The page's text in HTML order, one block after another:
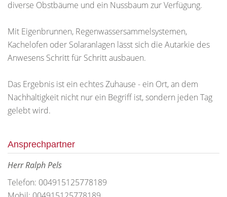
diverse Obstbäume und ein Nussbaum zur Verfügung.
Mit Eigenbrunnen, Regenwassersammelsystemen,
Kachelofen oder Solaranlagen lässt sich die Autarkie des
Anwesens Schritt für Schritt ausbauen.
Das Ergebnis ist ein echtes Zuhause - ein Ort, an dem
Nachhaltigkeit nicht nur ein Begriff ist, sondern jeden Tag
gelebt wird.
Ansprechpartner
Herr Ralph Pels
Telefon: 004915125778189